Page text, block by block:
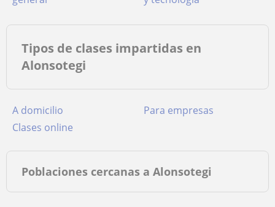
Tipos de clases impartidas en
Alonsotegi
a domicilio
para empresas
clases online
Poblaciones cercanas a Alonsotegi